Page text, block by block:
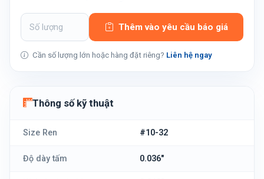
Thêm vào yêu cầu báo giá
Cần số lượng lớn hoặc hàng đặt riêng? Liên hệ ngay
Thông số kỹ thuật
Size Ren #10-32
Độ dày tấm 0.036"